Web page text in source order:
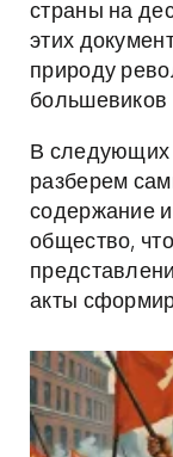
страны на
этих
природу
большевиков
В следующих
разберем
содержание
общество,
акты